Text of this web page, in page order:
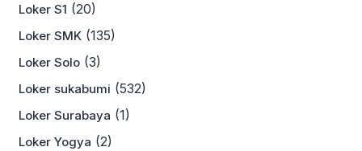
Loker S1 (20)
Loker SMK (135)
Loker Solo (3)
Loker sukabumi (532)
Loker Surabaya (1)
Loker Yogya (2)